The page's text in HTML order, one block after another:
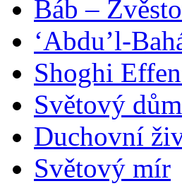
Báb –
‘Abdu’l-
Shoghi
Světový
Duchovní
Světový mír